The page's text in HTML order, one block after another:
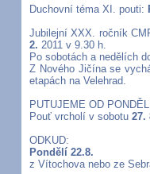
Duchovní téma XI. pouti:
Jubilejní XXX. ročník
2. 2011 v 9.30 h.
Po sobotách a nedělích
Z Nového Jičína se
etapách na Velehrad.
PUTUJEME OD
Pouť vrcholí v sobotu 27.
ODKUD:
Pondělí 22.8.
z Vítochova nebo ze